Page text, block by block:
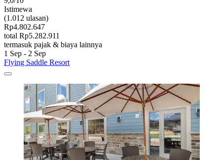
Istimewa
(1.012 ulasan)
Rp4.802.647
total Rp5.282.911
termasuk pajak & biaya lainnya
1 Sep - 2 Sep
Flying Saddle Resort